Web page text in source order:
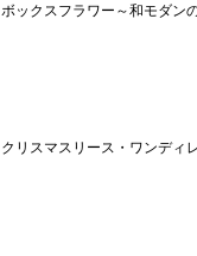
ボックスフラワー～和モダン
クリスマスリース・ワンディ